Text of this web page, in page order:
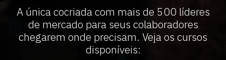
A única cocriada com mais de 500 líderes
de mercado para seus colaboradores
chegarem onde precisam. Veja os cursos
disponíveis: